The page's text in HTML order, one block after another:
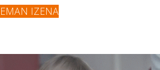
EMAN IZENA